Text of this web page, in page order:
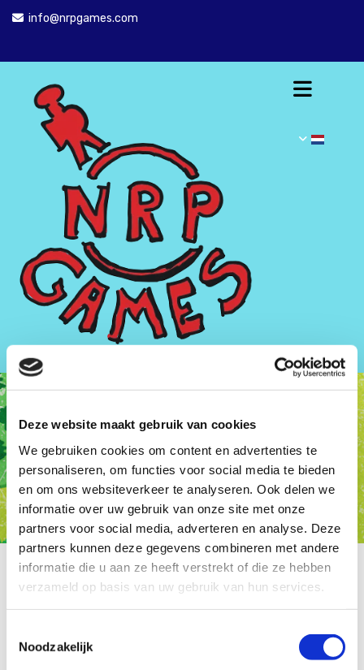
Deze website maakt gebruik van cookies
We gebruiken cookies om content en advertenties te
personaliseren, om functies voor social media te bieden
en om ons websiteverkeer te analyseren. Ook delen we
informatie over uw gebruik van onze site met onze
partners voor social media, adverteren en analyse. Deze
partners kunnen deze gegevens combineren met andere
informatie die u aan ze heeft verstrekt of die ze hebben
verzameld op basis van uw gebruik van hun services.
Noodzakelijk
 info@nrpgames.com